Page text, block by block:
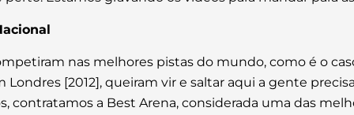
nas melhores pistas do mundo, como é o
[2012], queiram vir e saltar aqui a gente
contratamos a Best Arena, considerada uma das